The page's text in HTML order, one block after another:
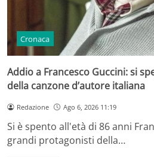
Cronaca
Addio a Francesco Guccini: si
della canzone d’autore italiana
Redazione Ago 6, 2026 11:19
Si è spento all'età di 86 anni
grandi protagonisti della…